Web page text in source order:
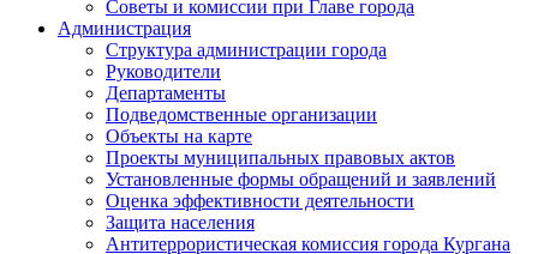
Советы и комиссии при Главе города
Администрация
Структура администрации города
Руководители
Департаменты
Подведомственные организации
Объекты на карте
Проекты муниципальных правовых актов
Установленные формы обращений и заявлений
Оценка эффективности деятельности
Защита населения
Антитеррористическая комиссия города Кургана